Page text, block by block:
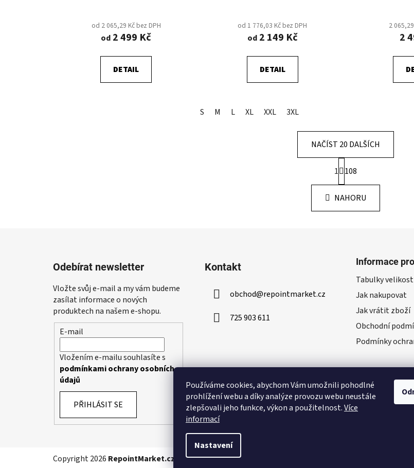
Používáme cookies, abychom Vám umožnili pohodlné
prohlížení webu a díky analýze provozu webu neustále
zlepšovali jeho funkce, výkon a použitelnost.Více
informací
Nastavení
od 2 065,29 Kč bez DPH
od 2 499 Kč
DETAIL
od 1 776,03 Kč bez DPH
od2 149 Kč
DETAIL
S M L XL XXL 3XL
2
2
O
v
l
á
s
u
NAČÍST 20 DALŠÍCH
t
n
k
1 108
NAHORU
Odebírat newsletter
Vložte svůj e-mail a my vám budeme
zasílat informace o nových
produktech na našem e-shopu.
E-mail
Vložením e-mailu souhlasíte s
podmínkami ochrany osobních
údajů
PŘIHLÁSIT SE
Kontakt
obchod@repointmarket.cz
725 903 611
Informace
Tabulky
Jak nakupovat
Jak vrátit zboží
Obchodní
Podmínky
Copyright 2026 RepointMarket.cz . Všechna práva vyhrazena.